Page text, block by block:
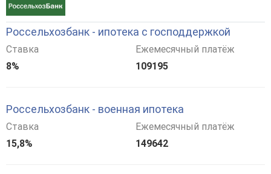
Россельхозбанк - ипотека с господдержкой
Ставка
8%
Ежемесячный платёж
109195
Россельхозбанк - военная ипотека
Ставка
15,8%
Ежемесячный платёж
149642